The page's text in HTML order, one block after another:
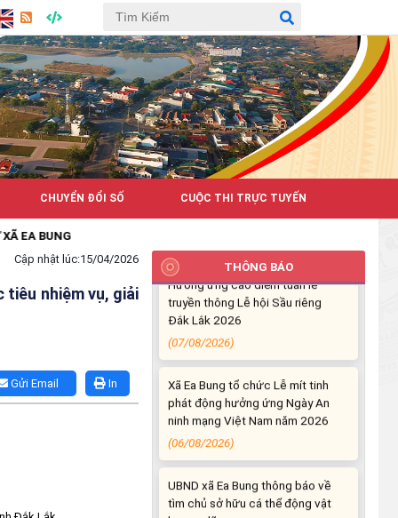
CHUYỂN ĐỔI SỐ CUỘC THI TRỰC TUYẾN
Cập nhật lúc:15/04/2026
tiêu nhiệm vụ, giải
In
Gửi Email
THÔNG BÁO
Hưởng ứng cao điểm tuần lễ
truyền thông Lễ hội Sầu riêng
Đắk Lắk 2026
(07/08/2026)
Xã Ea Bung tổ chức Lễ mít tinh
phát động hưởng ứng Ngày An
ninh mạng Việt Nam năm 2026
(06/08/2026)
UBND xã Ea Bung thông báo về
tìm chủ sở hữu cá thể động vật
hoang dã